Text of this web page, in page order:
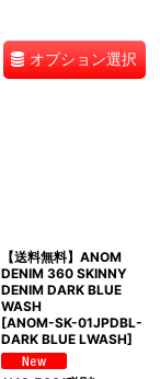
オプション選択
【送料無料】ANOM
DENIM 360 SKINNY
DENIM DARK BLUE
WASH
[ANOM-SK-01JPDBL-
DARK BLUE LWASH]